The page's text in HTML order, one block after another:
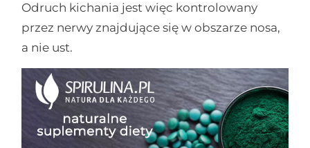
Odruch kichania jest więc kontrolowany
przez nerwy znajdujące się w obszarze nosa,
a nie ust.